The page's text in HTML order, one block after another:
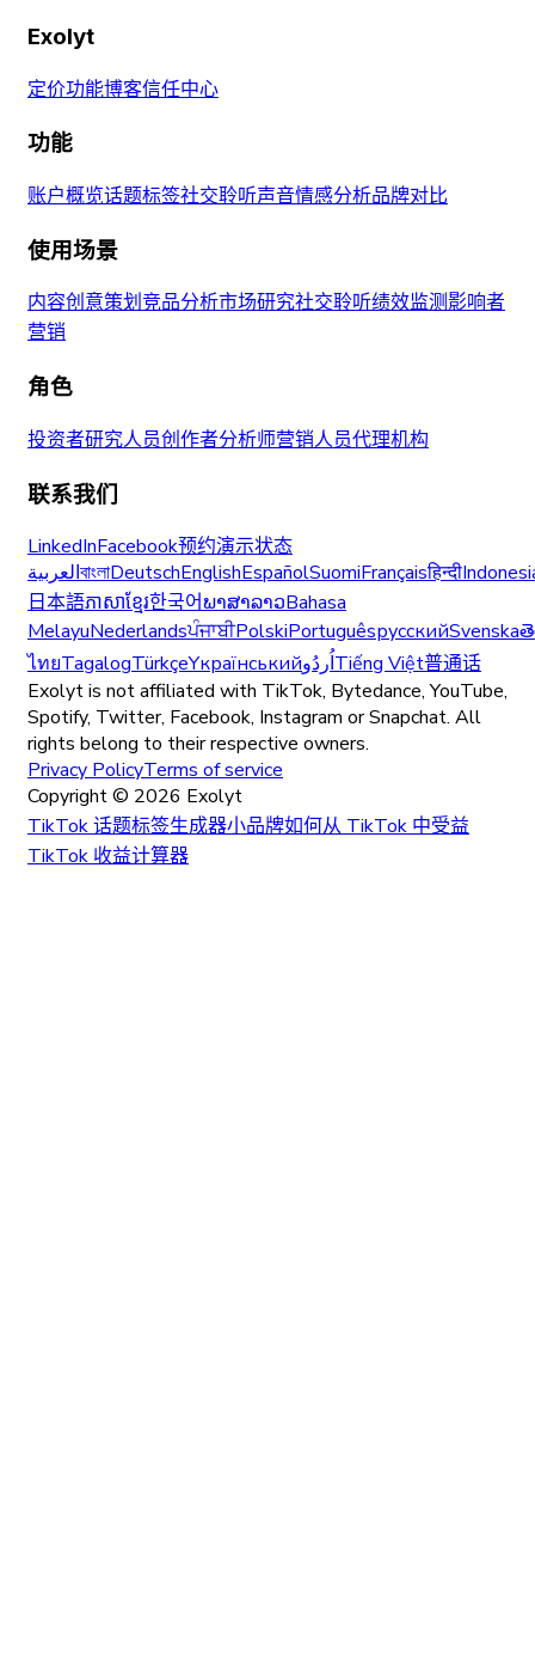
Exolyt
定价功能博客信任中心
功能
账户概览话题标签社交聆听声音情感分析品牌对比
使用场景
内容创意策划竞品分析市场研究社交聆听绩效监测影响者
营销
角色
投资者研究人员创作者分析师营销人员代理机构
联系我们
LinkedInFacebook预约演示状态
العربيةবাংলাDeutschEnglishEspañolSuomiFrançaisहिन्दी
日本語ភាសាខ្មែរ한국어ພາສາລາວBahasa
MelayuNederlandsਪੰਜਾਬੀPolskiPortuguêsрусскийSvenska
ไทยTagalogTürkçeYкраїнськийاُردُوTiếng Việt普通话
Exolyt is not affiliated with TikTok, Bytedance, YouTube,
Spotify, Twitter, Facebook, Instagram or Snapchat. All
rights belong to their respective owners.
Privacy PolicyTerms of service
Copyright © 2026 Exolyt
TikTok 话题标签生成器小品牌如何从 TikTok 中受益
TikTok 收益计算器